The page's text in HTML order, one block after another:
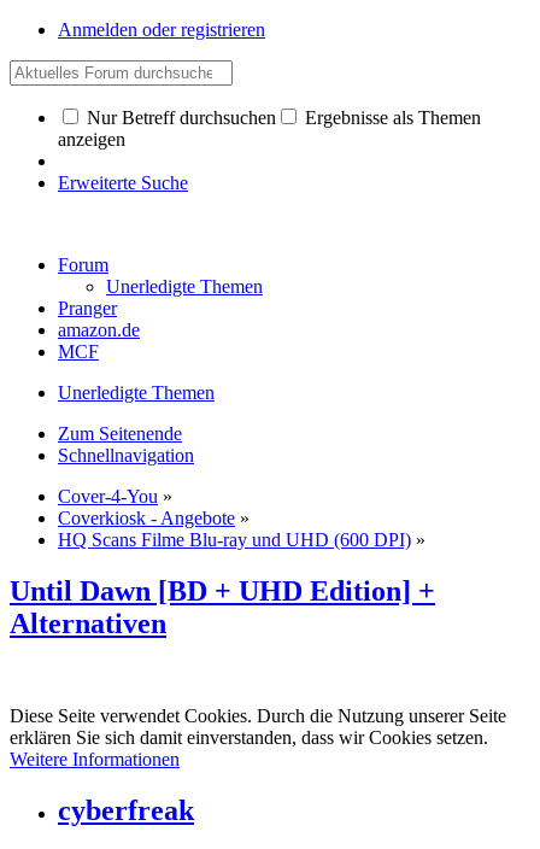
Anmelden oder registrieren
Nur Betreff durchsuchen
Ergebnisse als Themen
anzeigen
Erweiterte Suche
Forum
Unerledigte Themen
Pranger
amazon.de
MCF
Unerledigte Themen
Zum Seitenende
Schnellnavigation
Cover-4-You »
Coverkiosk - Angebote »
HQ Scans Filme Blu-ray und UHD (600 DPI) »
Until Dawn [BD + UHD Edition] +
Alternativen
Diese Seite verwendet Cookies. Durch die Nutzung unserer Seite
erklären Sie sich damit einverstanden, dass wir Cookies setzen.
Weitere Informationen
cyberfreak